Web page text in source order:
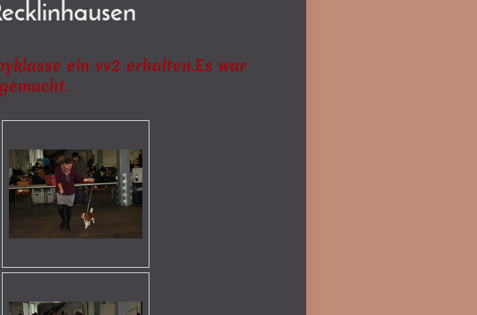
ein vv2 erhalten.Es war